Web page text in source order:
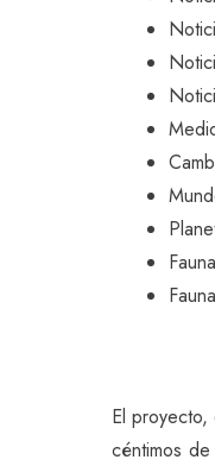
Fauna
El
céntimos